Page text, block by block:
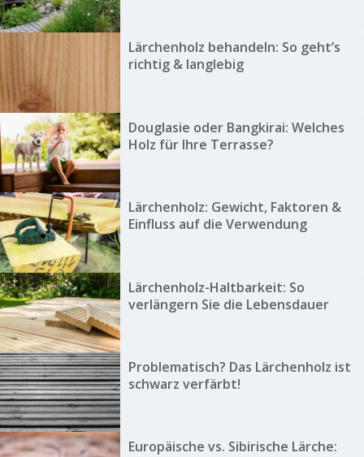
Lärchenholz behandeln: So geht’s
richtig & langlebig
Douglasie oder Bangkirai: Welches
Holz für Ihre Terrasse?
Lärchenholz: Gewicht, Faktoren &
Einfluss auf die Verwendung
Lärchenholz-Haltbarkeit: So
verlängern Sie die Lebensdauer
Problematisch? Das Lärchenholz ist
schwarz verfärbt!
Europäische vs. Sibirische Lärche: